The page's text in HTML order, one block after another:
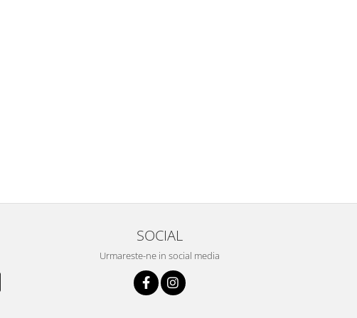
SOCIAL
Urmareste-ne in social media